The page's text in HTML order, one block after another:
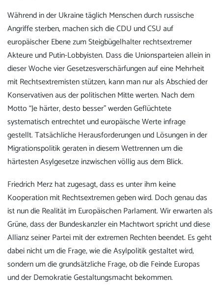
Während in der Ukraine täglich Menschen durch russische
Angriffe sterben, machen sich die CDU und CSU auf
europäischer Ebene zum Steigbügelhalter rechtsextremer
Akteure und Putin-Lobbyisten. Dass die Unionsparteien allein in
dieser Woche vier Gesetzesverschärfungen auf eine Mehrheit
mit Rechtsextremisten stützen, kann man nur als Abschied der
Konservativen aus der politischen Mitte werten. Nach dem
Motto “Je härter, desto besser” werden Geflüchtete
systematisch entrechtet und europäische Werte infrage
gestellt. Tatsächliche Herausforderungen und Lösungen in der
Migrationspolitik geraten in diesem Wettrennen um die
härtesten Asylgesetze inzwischen völlig aus dem Blick.
Friedrich Merz hat zugesagt, dass es unter ihm keine
Kooperation mit Rechtsextremen geben wird. Doch genau das
ist nun die Realität im Europäischen Parlament. Wir erwarten als
Grüne, dass der Bundeskanzler ein Machtwort spricht und diese
Allianz seiner Partei mit der extremen Rechten beendet. Es geht
dabei nicht um die Frage, wie die Asylpolitik gestaltet wird,
sondern um die grundsätzliche Frage, ob die Feinde Europas
und der Demokratie Gestaltungsmacht bekommen.